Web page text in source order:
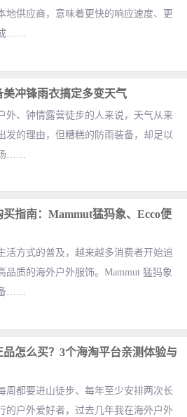
地供应商，意味着更快的响应速度、更
……
冲锋雨衣搞定多变天气
外、钟情露营徒步的人来说，天气从来
发的理由，但糟糕的防雨装备，却足以
……
指南：Mammut猛犸象、Ecco便
活方式的普及，越来越多消费者开始追
品质的海外户外服饰。Mammut 猛犸象
……
怎么买？3个海淘平台亲测体验与
周都要进山徒步、每年至少安排两次长
的户外爱好者，过去几年我在海外户外